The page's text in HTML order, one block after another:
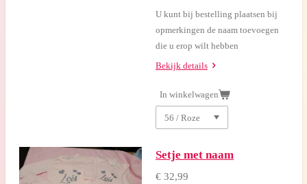
U kunt bij bestelling plaatsen bij
opmerkingen de naam toevoegen
die u erop wilt hebben
Bekijk details
In winkelwagen
Setje met naam
€ 32,99